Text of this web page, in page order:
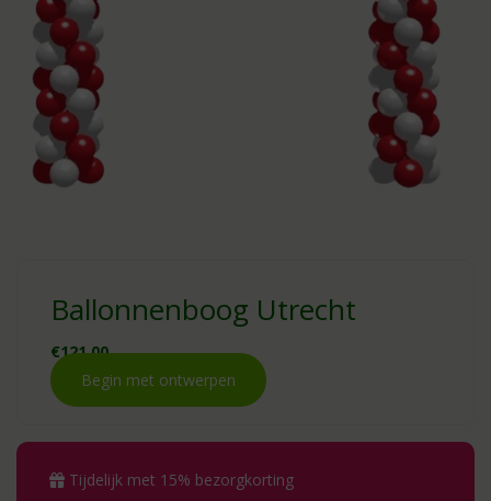
Ballonnenboog Utrecht
€121.00
Begin met ontwerpen
Tijdelijk met 15% bezorgkorting